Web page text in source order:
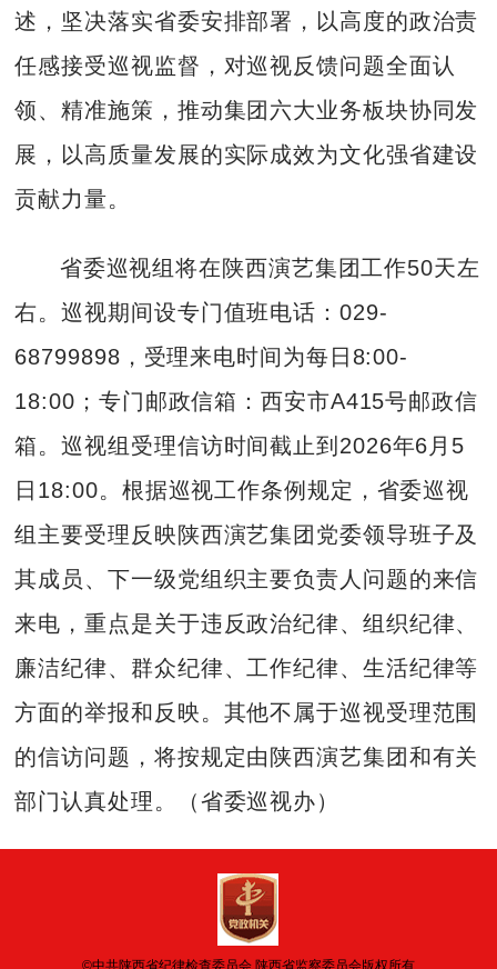
述，坚决落实省委安排部署，以高度的政治责
任感接受巡视监督，对巡视反馈问题全面认
领、精准施策，推动集团六大业务板块协同发
展，以高质量发展的实际成效为文化强省建设
贡献力量。
省委巡视组将在陕西演艺集团工作50天左
右。巡视期间设专门值班电话：029-
68799898，受理来电时间为每日8:00-
18:00；专门邮政信箱：西安市A415号邮政信
箱。巡视组受理信访时间截止到2026年6月5
日18:00。根据巡视工作条例规定，省委巡视
组主要受理反映陕西演艺集团党委领导班子及
其成员、下一级党组织主要负责人问题的来信
来电，重点是关于违反政治纪律、组织纪律、
廉洁纪律、群众纪律、工作纪律、生活纪律等
方面的举报和反映。其他不属于巡视受理范围
的信访问题，将按规定由陕西演艺集团和有关
部门认真处理。（省委巡视办）